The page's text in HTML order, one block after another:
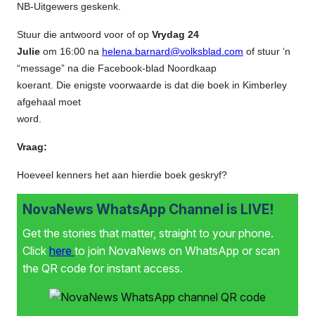
NB-Uitgewers geskenk.
Stuur die antwoord voor of op Vrydag 24
Julie om 16:00 na helena.barnard@volksblad.com of stuur ‘n
“message” na die Facebook-blad Noordkaap
koerant. Die enigste voorwaarde is dat die boek in Kimberley
afgehaal moet
word.
Vraag:
Hoeveel kenners het aan hierdie boek geskryf?
NovaNews WhatsApp Channel is LIVE!
Get the stories that matter, straight to your phone.
Click here to join NovaNews on WhatsApp or scan
the QR code for instant access.